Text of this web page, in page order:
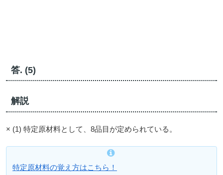
答. (5)
解説
× (1) 特定原材料として、8品目が定められている。
特定原材料の覚え方はこちら！